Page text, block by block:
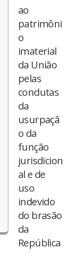
ao
patrimôni
o
imaterial
da União
pelas
condutas
da
usurpaçã
o da
função
jurisdicion
al e de
uso
indevido
do brasão
da
República